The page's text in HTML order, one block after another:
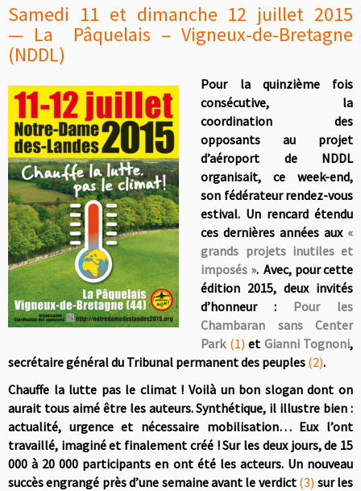
Samedi 11 et dimanche 12 juillet 2015
— La Pâquelais – Vigneux-de-Bretagne
(NDDL)
Pour la quinzième fois
consécutive, la
coordination des
opposants au projet
d’aéroport de NDDL
organisait, ce week-end,
son fédérateur rendez-vous
estival. Un rencard étendu
ces dernières années aux «
grands projets inutiles et
imposés ». Avec, pour cette
édition 2015, deux invités
d’honneur :
Pour les
Chambaran sans Center
Park (1) et Gianni Tognoni,
secrétaire général du Tribunal permanent des peuples (2).
Chauffe la lutte pas le climat ! Voilà un bon slogan dont on
aurait tous aimé être les auteurs. Synthétique, il illustre bien :
actualité, urgence et nécessaire mobilisation… Eux l’ont
travaillé, imaginé et finalement créé ! Sur les deux jours, de 15
000 à 20 000 participants en ont été les acteurs. Un nouveau
succès engrangé près d’une semaine avant le verdict (3) sur les